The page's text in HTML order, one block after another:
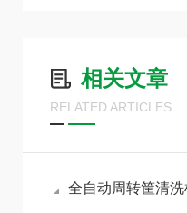
相关文章
RELATED ARTICLES
全自动周转筐清洗机选购指南：核